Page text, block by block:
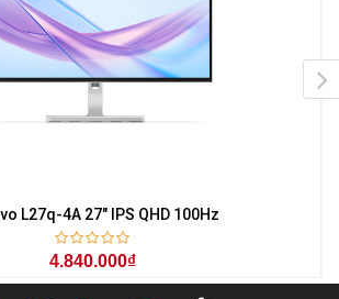
L27q-4A 27" IPS QHD 100Hz
4.840.000₫